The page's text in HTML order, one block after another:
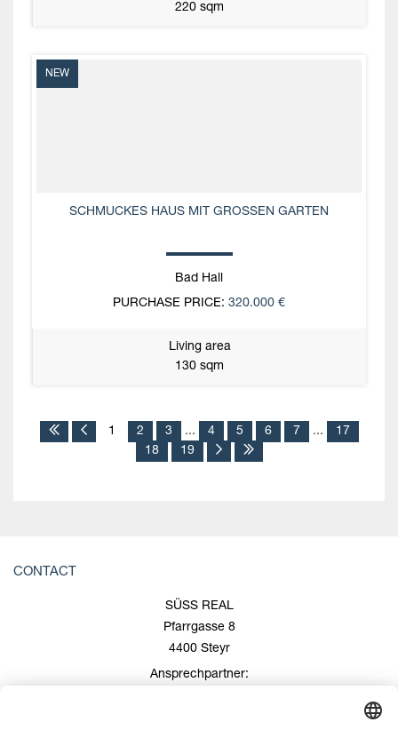
220 sqm
NEW
SCHMUCKES HAUS MIT GROSSEN GARTEN
Bad Hall
PURCHASE PRICE: 320.000 €
Living area
130 sqm
1 2 3 ... 4 5 6 7 ...
17
18
19
CONTACT
SÜSS REAL
Pfarrgasse 8
4400 Steyr
Ansprechpartner: